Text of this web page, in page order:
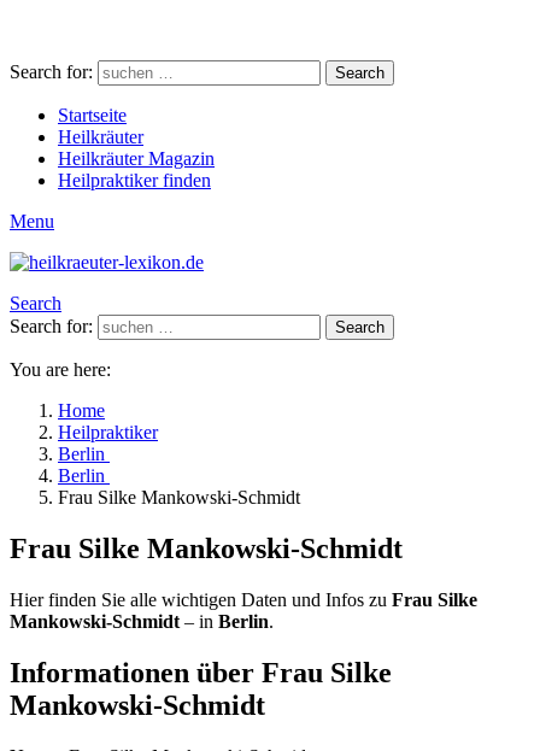
Search for: Search
Startseite
Heilkräuter
Heilkräuter Magazin
Heilpraktiker finden
Menu
Search
Search for:
Search
You are here:
Home
Heilpraktiker
Berlin
Berlin
Frau Silke Mankowski-Schmidt
Frau Silke Mankowski-Schmidt
Hier finden Sie alle wichtigen Daten und Infos zu Frau Silke
Mankowski-Schmidt – in Berlin.
Informationen über Frau Silke
Mankowski-Schmidt